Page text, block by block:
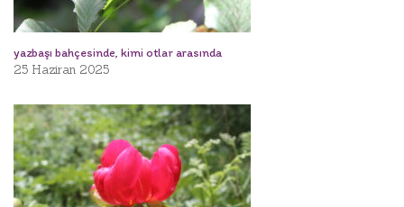
yazbaşı bahçesinde, kimi otlar arasında
25 Haziran 2025